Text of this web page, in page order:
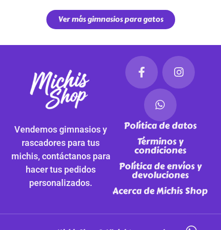
Ver más gimnasios para gatos
Vendemos gimnasios y
rascadores para tus
michis, contáctanos para
hacer tus pedidos
personalizados.
Política de datos
Términos y
condiciones
Política de envíos y
devoluciones
Acerca de Michis Shop